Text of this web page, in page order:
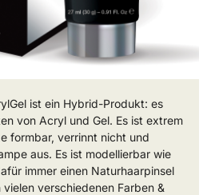
ist ein Hybrid-Produkt: es
von Acryl und Gel. Es ist extrem
formbar, verrinnt nicht und
aus. Es ist modellierbar wie
immer einen Naturhaarpinsel
verschiedenen Farben &